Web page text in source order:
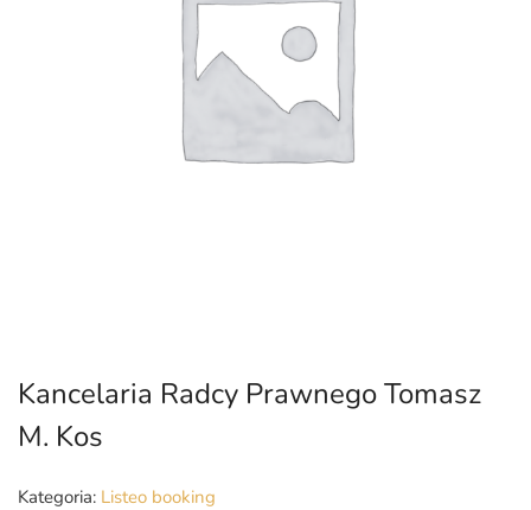
Kancelaria Radcy Prawnego Tomasz
M. Kos
Kategoria: Listeo booking